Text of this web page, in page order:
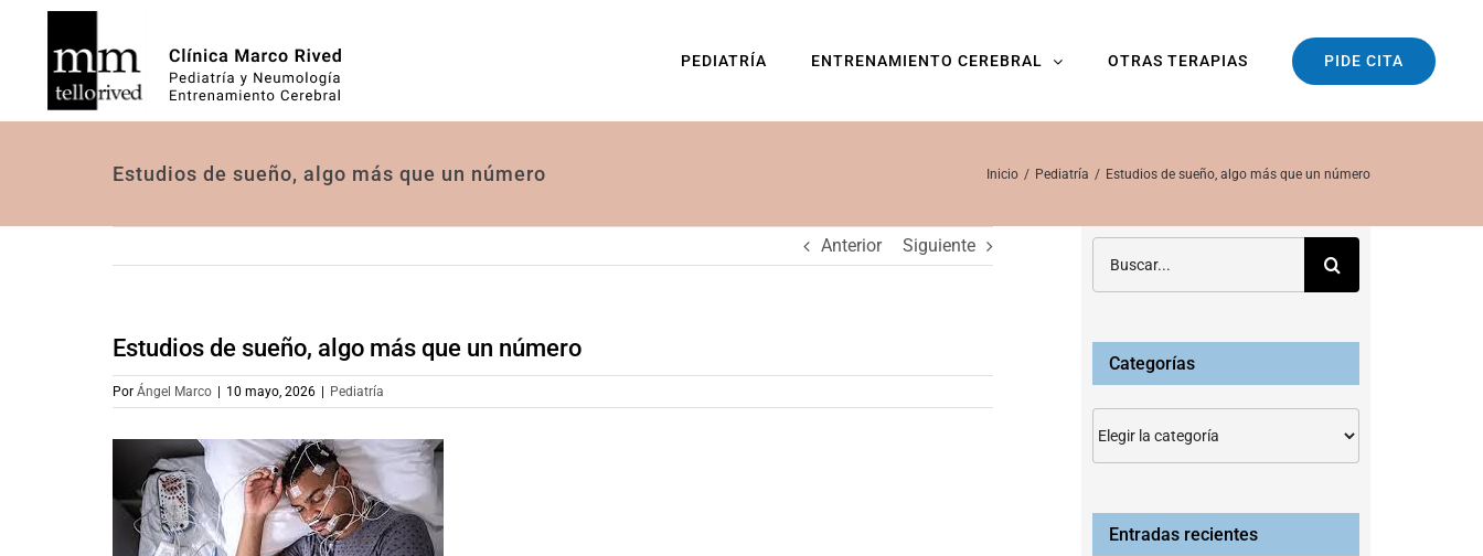
contenido
PEDIATRÍA ENTRENAMIENTO CEREBRAL OTRAS TERAPIAS PIDE CITA
Estudios de sueño, algo más que un número Inicio Pediatría Estudios de sueño, algo más que un número
Anterior Siguiente
Estudios de sueño, algo más que un número
Por Ángel Marco 10 mayo, 2026 Pediatría
Categorías
Entradas recientes